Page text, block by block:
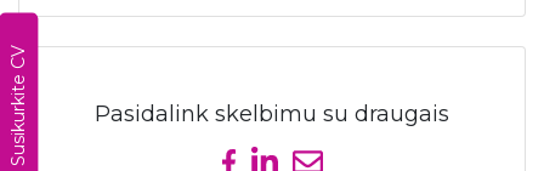
Susikurkite CV Pasidalink skelbimu su draugais
Share on Facebook
Share on LinkedIn
Send email